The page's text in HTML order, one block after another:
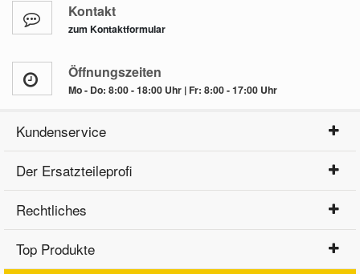
Kontakt
zum Kontaktformular
Öffnungszeiten
Mo - Do: 8:00 - 18:00 Uhr | Fr: 8:00 - 17:00 Uhr
Kundenservice
Der Ersatzteileprofi
Rechtliches
Top Produkte